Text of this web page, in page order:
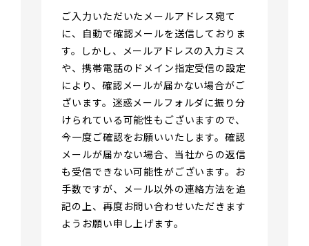
ご入力いただいたメールアドレス宛て
に、自動で確認メールを送信しておりま
す。しかし、メールアドレスの入力ミス
や、携帯電話のドメイン指定受信の設定
により、確認メールが届かない場合がご
ざいます。迷惑メールフォルダに振り分
けられている可能性もございますので、
今一度ご確認をお願いいたします。確認
メールが届かない場合、当社からの返信
も受信できない可能性がございます。お
手数ですが、メール以外の連絡方法を追
記の上、再度お問い合わせいただきます
ようお願い申し上げます。